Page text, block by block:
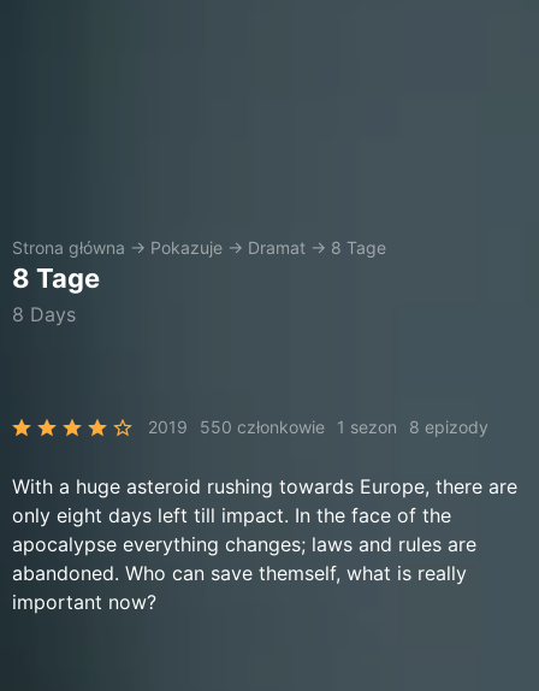
Strona główna → Pokazuje → Dramat → 8 Tage
8 Tage
8 Days
2019 550 członkowie 1 sezon 8 epizody
With a huge asteroid rushing towards Europe, there are
only eight days left till impact. In the face of the
apocalypse everything changes; laws and rules are
abandoned. Who can save themself, what is really
important now?